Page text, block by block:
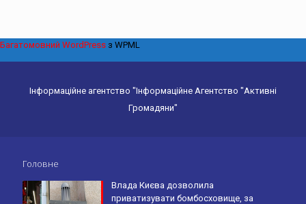
Інформаційне агентство "Інформаційне Агентство "Активні
Громадяни"
Головне
Влада Києва дозволила
приватизувати бомбосховище, за
Багатомовний WordPress з WPML